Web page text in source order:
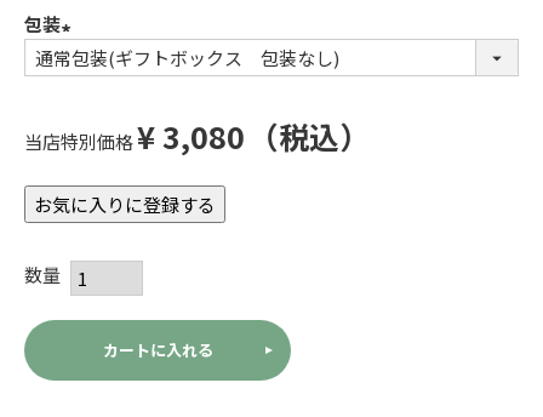
包装
(必
当店特別価格¥3,080 税込
お気に入りに登録する
カートに入れる